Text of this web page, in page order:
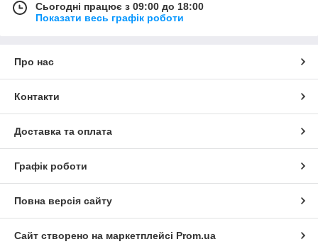
Сьогодні працює з 09:00 до 18:00
Показати весь графік роботи
Про нас
Контакти
Доставка та оплата
Графік роботи
Повна версія сайту
Сайт створено на маркетплейсі Prom.ua